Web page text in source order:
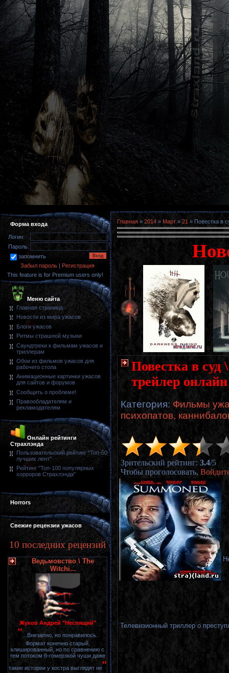
Форма входа
Логин:
Пароль:
запомнить
Забыл пароль | Регистрация
This feature is for Premium users only!
Меню сайта
Главная страница
Новости из мира ужасов
Блоги ужасов
Ритмы страшной музыки
Саундтреки к фильмам ужасов и
триллерам
Обои из фильмов ужасов для
рабочего стола
Анимационные картинки ужасов
для сайтов и форумов
Сообщить о проблеме!
Правообладателям и
рекламодателям
Онлайн рейтинги
Страхлэнда
Пользовательский рейтинг "Топ-50
лучших лент"
Рейтинг "Топ-100 популярных
хорроров Страхлэнда"
Horrors
Свежие рецензии ужасов
10 последних рецензий
Ведьмовство \ The
Witchi...
Жуков Андрей "Неспящий"
" ...Внезапно, но понравилось.
Формат конечно старый,
клишированный, но по сравнению с
тем потоком б-гомерзкой чуши даже
такие истории у костра выглядят не"
Главная » 2014 » Март » 21 » Повестка в
Повестка в суд
трейлер
Категория: Фильмы
психопатов,
Зрительский рейтинг: 3.4/5
Чтобы проголосовать,
Телевизионный триллер о